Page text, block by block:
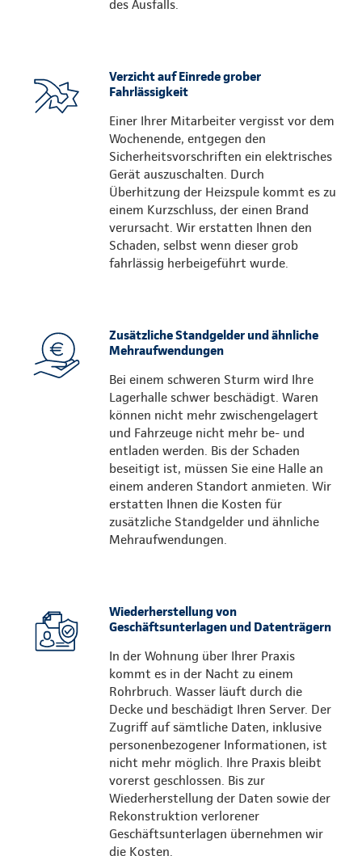
des Ausfalls.
Verzicht auf Einrede grober
Fahrlässigkeit
Einer Ihrer Mitarbeiter vergisst vor dem
Wochenende, entgegen den
Sicherheitsvorschriften ein elektrisches
Gerät auszuschalten. Durch
Überhitzung der Heizspule kommt es zu
einem Kurzschluss, der einen Brand
verursacht. Wir erstatten Ihnen den
Schaden, selbst wenn dieser grob
fahrlässig herbeigeführt wurde.
Zusätzliche Standgelder und ähnliche
Mehraufwendungen
Bei einem schweren Sturm wird Ihre
Lagerhalle schwer beschädigt. Waren
können nicht mehr zwischengelagert
und Fahrzeuge nicht mehr be- und
entladen werden. Bis der Schaden
beseitigt ist, müssen Sie eine Halle an
einem anderen Standort anmieten. Wir
erstatten Ihnen die Kosten für
zusätzliche Standgelder und ähnliche
Mehraufwendungen.
Wiederherstellung von
Geschäftsunterlagen und Datenträgern
In der Wohnung über Ihrer Praxis
kommt es in der Nacht zu einem
Rohrbruch. Wasser läuft durch die
Decke und beschädigt Ihren Server. Der
Zugriff auf sämtliche Daten, inklusive
personenbezogener Informationen, ist
nicht mehr möglich. Ihre Praxis bleibt
vorerst geschlossen. Bis zur
Wiederherstellung der Daten sowie der
Rekonstruktion verlorener
Geschäftsunterlagen übernehmen wir
die Kosten.